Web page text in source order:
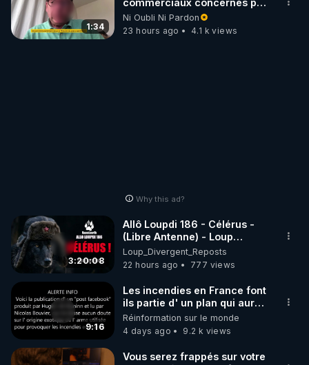
1:34
commerciaux concernés par
l'obligation dans toute la
France
Ni Oubli Ni Pardon
23 hours ago
4.1 k views
Why this ad?
3:20:08
Allô Loupdi 186 - Célérus -
(Libre Antenne) - Loup
Divergent 2026.08.06
Loup_Divergent_Reposts
22 hours ago
777 views
9:16
Les incendies en France font
ils partie d' un plan qui aurait
débuté le 11 septembre 2001
?
Réinformation sur le monde
4 days ago
9.2 k views
Vous serez frappés sur votre